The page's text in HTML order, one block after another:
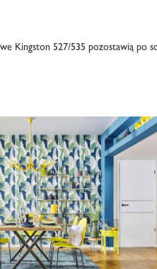
Kingston 527/535 pozostawią po